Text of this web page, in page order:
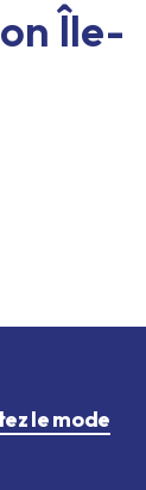
Île-
le mode